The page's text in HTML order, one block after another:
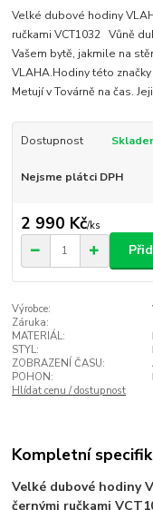
Velké dubové hodiny
ručkami VCT1032 Vůně
Vašem bytě, jakmile na
VLAHA.Hodiny této
Metují v Továrně na čas.
Dostupnost
Nejsme plátci DPH
2 990 Kč/ks
Výrobce:
Záruka:
MATERIÁL:
STYL:
ZOBRAZENÍ ČASU:
POHON:
Hlídat cenu / dostupnost
Kompletní
Velké dubové hodiny
černými ručkami